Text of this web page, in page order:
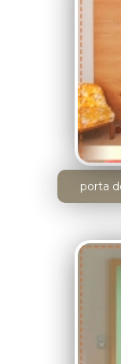
porta